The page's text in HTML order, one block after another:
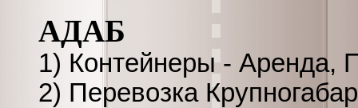
АДАБ
1) Контейнеры - Аренда,
2) Перевозка